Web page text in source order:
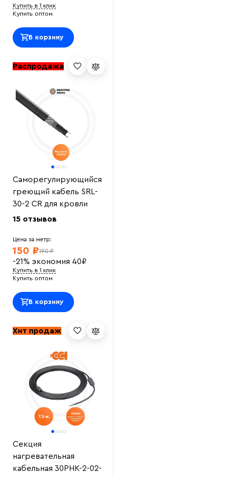
Купить в 1 клик
Купить оптом
В корзину
Распродажа
Саморегулирующийся
греющий кабель SRL-
30-2 CR для кровли
15 отзывов
Цена за метр:
190 ₽
150 ₽
-21% экономия 40₽
Купить в 1 клик
Купить оптом
В корзину
Хит продаж
Секция
нагревательная
кабельная 30РНК-2-02-